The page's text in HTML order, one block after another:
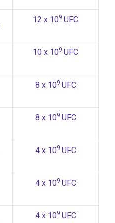
12 x 109 UFC
10 x 109 UFC
8 x 109 UFC
8 x 109 UFC
4 x 109 UFC
4 x 109 UFC
4 x 109 UFC